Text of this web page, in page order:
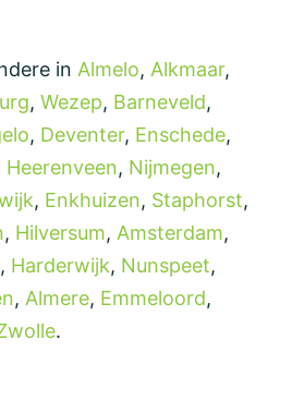
in Almelo, Alkmaar,
, Wezep, Barneveld,
, Deventer, Enschede,
Heerenveen, Nijmegen,
, Enkhuizen, Staphorst,
, Hilversum, Amsterdam,
, Harderwijk, Nunspeet,
, Almere, Emmeloord,
.